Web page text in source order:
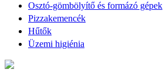
Osztó-gömbölyítő és formázó gépek
Pizzakemencék
Hűtők
Üzemi higiénia